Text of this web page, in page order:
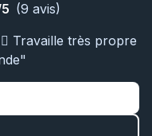
(9 avis)
Travaille très propre